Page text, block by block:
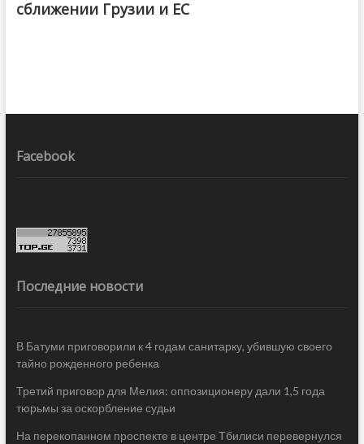
сближении Грузии и ЕС
Facebook
Последние новости
В Батуми приговорили к 4 годам санитарку, убившую своего
тайно рожденного ребенка
Третий приговор для Мелия: оппозиционеру дали 1,5 года
тюрьмы за оскорбление судьи
На перекопанном проспекте в центре Тбилиси перевернулся